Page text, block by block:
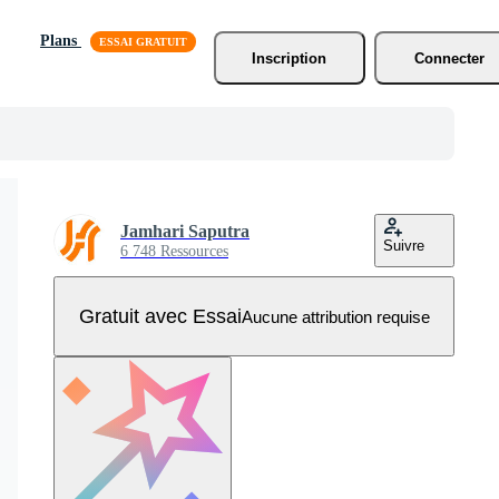
Plans
Inscription
Connecter
Jamhari Saputra
6 748 Ressources Suivre
Gratuit avec EssaiAucune attribution requise